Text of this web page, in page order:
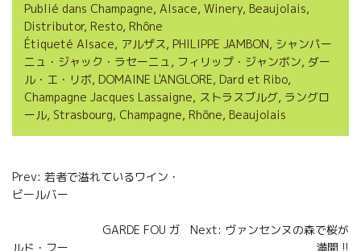
b
o
o
k
t
e
r
l
a
g
e
r
Publié dans Champagne, Alsace, Winery, Beaujolais,
Distributor, Resto, Rhône
Étiqueté Alsace, アルザス, PHILIPPE JAMBON, シャンパー
ニュ・ジャック・ラセーニュ, フィリップ・ジャンボン, ダー
ル・エ・リボ, DOMAINE L'ANGLORE, Dard et Ribo,
Champagne Jacques Lassaigne, ストラスブルグ, ラングロ
ール, Strasbourg, Champagne, Rhône, Beaujolais
Navigation
de
Prev: 若者で溢れているワイン・
ビールバー
GARDE FOU ガ
ルド・フー
Next: ヴァンセンヌの森で桜が
満開 !!